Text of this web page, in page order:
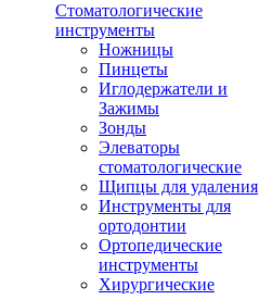
Стоматологические
инструменты
Ножницы
Пинцеты
Иглодержатели и
Зажимы
Зонды
Элеваторы
стоматологические
Щипцы для удаления
Инструменты для
ортодонтии
Ортопедические
инструменты
Хирургические